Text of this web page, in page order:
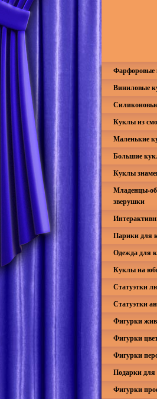
Фарфоровые
Виниловые
Куклы из
Маленькие
Большие
Куклы
Младенцы-
зверушки
Парики для
Одежда для
Куклы на
Статуэтки
Статуэтки
Фигурки
Фигурки
Фигурки
Подарки
Фигурки